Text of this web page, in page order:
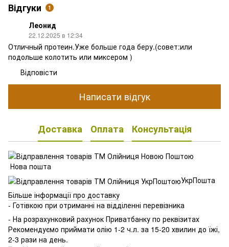
Відгуки 1
Леонид
22.12.2025 в 12:34
Отличный протеин.Уже больше года беру.(совет:или
подольше колотить или миксером )
Відповісти
Написати відгук
Доставка Оплата Консультація
Нова пошта
УкрПошта
Більше інформації про доставку
- Готівкою при отриманні на відділенні перевізника
- На розрахунковий рахунок Приватбанку по реквізитах
Рекомендуємо приймати олію 1-2 ч.л. за 15-20 хвилин до їжі,
2-3 рази на день.